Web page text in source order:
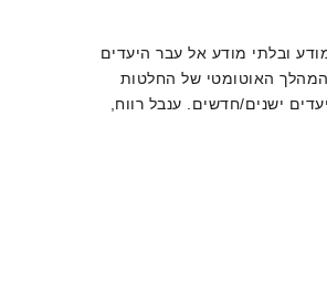
מודע ובלתי מודע אל עבר היעדים
האוטומטי של החלטות
ישנים/חדשים. ענבל רווח,